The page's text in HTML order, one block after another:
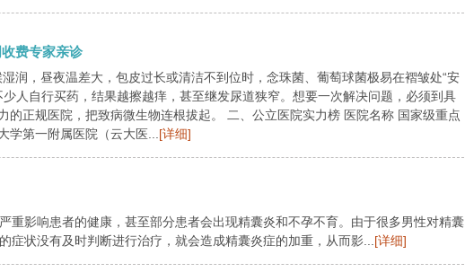
费专家亲诊
润，昼夜温差大，包皮过长或清洁不到位时，念珠菌、葡萄球菌极易在褶皱处“安
人自行买药，结果越擦越痒，甚至继发尿道狭窄。想要一次解决问题，必须到具
的正规医院，把致病微生物连根拔起。 二、公立医院实力榜 医院名称 国家级重点
第一附属医院（云大医... [详细]
重影响患者的健康，甚至部分患者会出现精囊炎和不孕不育。由于很多男性对精囊
症状没有及时判断进行治疗，就会造成精囊炎症的加重，从而影... [详细]